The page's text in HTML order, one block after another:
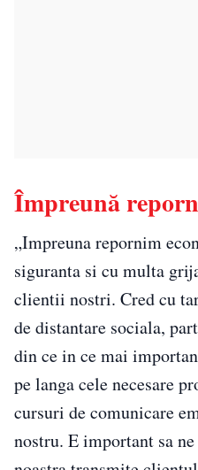
Împreună
„Impreuna repornim
siguranta si cu multa
clientii nostri. Cred cu
de distantare sociala,
din ce in ce mai
pe langa cele necesare
cursuri de comunicare
nostru. E important sa